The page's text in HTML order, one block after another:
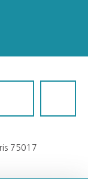
75017